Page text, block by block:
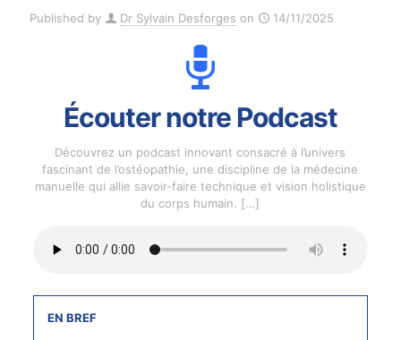
Published by Dr Sylvain Desforges on 14/11/2025
Écouter notre Podcast
Découvrez un podcast innovant consacré à l’univers
fascinant de l’ostéopathie, une discipline de la médecine
manuelle qui allie savoir-faire technique et vision holistique
du corps humain. […]
EN BREF